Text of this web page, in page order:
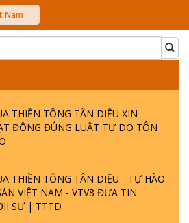
Nam
THIỀN TÔNG TÂN DIỆU XIN
ĐỘNG ĐÚNG LUẬT TỰ DO TÔN
THIỀN TÔNG TÂN DIỆU - TỰ HÀO
VIỆT NAM - VTV8 ĐƯA TIN
SỰ | TTTD